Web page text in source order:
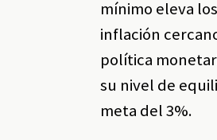
mínimo eleva
inflación
política
su nivel de
meta del 3%.